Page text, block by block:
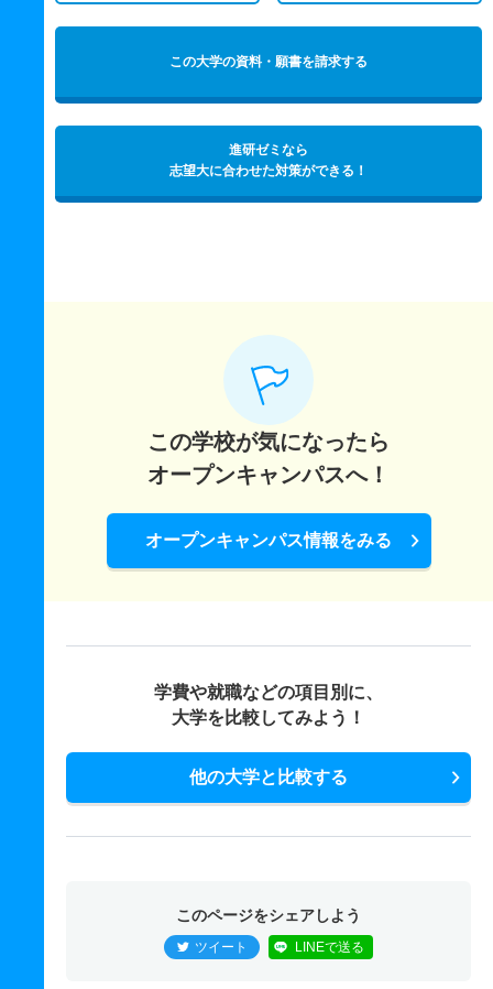
この大学の資料・願書を請求する
進研ゼミなら
志望大に合わせた対策ができる！
この学校が気になったら
オープンキャンパスへ！
オープンキャンパス情報をみる
学費や就職などの項目別に、
大学を比較してみよう！
他の大学と比較する
このページをシェアしよう
ツイート LINEで送る